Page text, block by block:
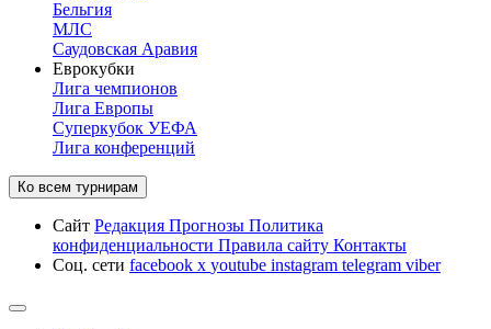
Бельгия
МЛС
Саудовская Аравия
Еврокубки
Лига чемпионов
Лига Европы
Суперкубок УЕФА
Лига конференций
Ко всем турнирам
Сайт Редакция Прогнозы Политика
конфиденциальности Правила сайту Контакты
Соц. сети facebook x youtube instagram telegram viber